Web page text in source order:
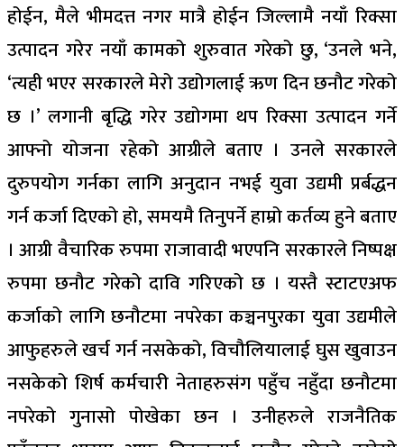
होईन, मैले भीमदत्त नगर मात्रै होईन जिल्लामै नयाँ रिक्सा
उत्पादन गरेर नयाँ कामको शुरुवात गरेको छु, ‘उनले भने,
‘त्यही भएर सरकारले मेरो उद्योगलाई ऋण दिन छनौट गरेको
छ ।’ लगानी बृद्धि गरेर उद्योगमा थप रिक्सा उत्पादन गर्ने
आफ्नो योजना रहेको आग्रीले बताए । उनले सरकारले
दुरुपयोग गर्नका लागि अनुदान नभई युवा उद्यमी प्रर्बद्धन
गर्न कर्जा दिएको हो, समयमै तिनुपर्ने हाम्रो कर्तव्य हुने बताए
। आग्री वैचारिक रुपमा राजावादी भएपनि सरकारले निष्पक्ष
रुपमा छनौट गरेको दावि गरिएको छ । यस्तै स्टाटएअफ
कर्जाको लागि छनौटमा नपरेका कञ्चनपुरका युवा उद्यमीले
आफुहरुले खर्च गर्न नसकेको, विचौलियालाई घुस खुवाउन
नसकेको शिर्ष कर्मचारी नेताहरुसंग पहुँच नहुँदा छनौटमा
नपरेको गुनासो पोखेका छन । उनीहरुले राजनैतिक